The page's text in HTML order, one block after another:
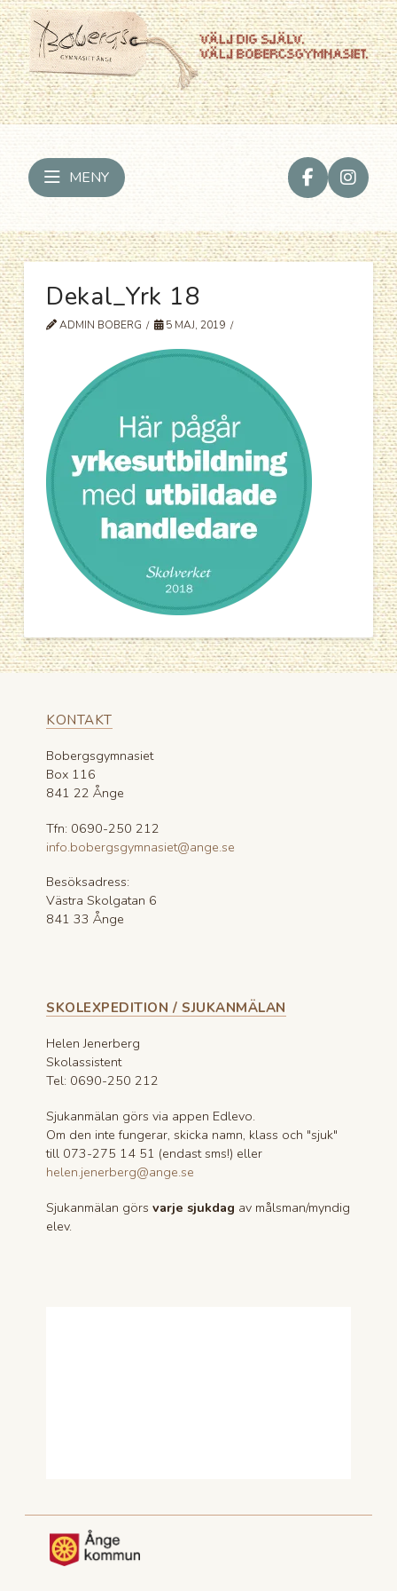
MENY
Dekal_Yrk 18
ADMIN BOBERG 5 MAJ, 2019
KONTAKT
Bobergsgymnasiet
Box 116
841 22 Ånge
Tfn: 0690-250 212
info.bobergsgymnasiet@ange.se
Besöksadress:
Västra Skolgatan 6
841 33 Ånge
SKOLEXPEDITION / SJUKANMÄLAN
Helen Jenerberg
Skolassistent
Tel: 0690-250 212
Sjukanmälan görs via appen Edlevo.
Om den inte fungerar, skicka namn, klass och "sjuk"
till 073-275 14 51 (endast sms!) eller
helen.jenerberg@ange.se
Sjukanmälan görs varje sjukdag av målsman/myndig
elev.